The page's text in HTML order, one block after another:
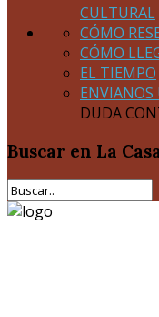
CULTURAL
CÓMO
CÓMO
EL TIEMPO
ENVIANOS
DUDA
Buscar en La